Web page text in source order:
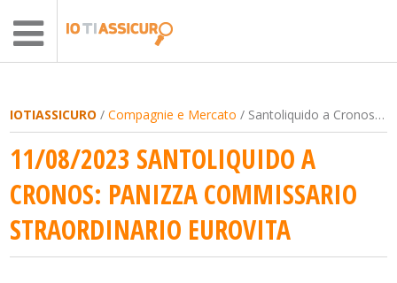
IOTIASSICURO /Compagnie e Mercato / Santoliquido a Cronos: Panizza commissario straordinario Eurovita
11/08/2023 SANTOLIQUIDO A
CRONOS: PANIZZA COMMISSARIO
STRAORDINARIO EUROVITA